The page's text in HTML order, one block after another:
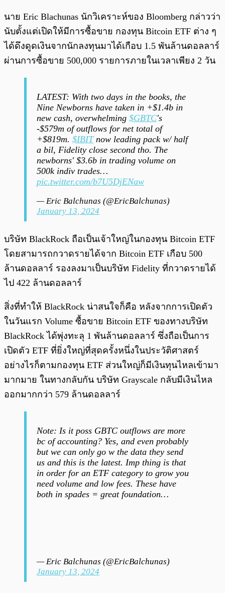
นาย Eric Blachunas นักวิเคราะห์ของ Bloomberg กล่าวว่า
นับตั้งแต่เปิดให้มีการซื้อขาย กองทุน Bitcoin ETF ต่าง ๆ
ได้ดึงดูดเงินจากนักลงทุนมาได้เกือบ 1.5 พันล้านดอลลาร์
ผ่านการซื้อขาย 500,000 รายการภายในเวลาเพียง 2 วัน
LATEST: With two days in the books, the
Nine Newborns have taken in +$1.4b in
new cash, overwhelming $GBTC's
-$579m of outflows for net total of
+$819m. $IBITnow leading pack w/ half
a bil, Fidelity close second tho. The
newborns' $3.6b in trading volume on
500k indiv trades…
pic.twitter.com/b7U5DjENaw
— Eric Balchunas (@EricBalchunas)
January 13, 2024
บริษัท BlackRock ถือเป็นเจ้าใหญ่ในกองทุน Bitcoin ETF
โดยสามารถกวาดรายได้จาก Bitcoin ETF เกือบ 500
ล้านดอลลาร์ รองลงมาเป็นบริษัท Fidelity ที่กวาดรายได้
ไป 422 ล้านดอลลาร์
สิ่งที่ทำให้ BlackRock น่าสนใจก็คือ หลังจากการเปิดตัว
ในวันแรก Volume ซื้อขาย Bitcoin ETF ของทางบริษัท
BlackRock ได้พุ่งทะลุ 1 พันล้านดอลลาร์ ซึ่งถือเป็นการ
เปิดตัว ETF ที่ยิ่งใหญ่ที่สุดครั้งหนึ่งในประวัติศาสตร์
อย่างไรก็ตามกองทุน ETF ส่วนใหญ่ก็มีเงินทุนไหลเข้ามา
มากมาย ในทางกลับกัน บริษัท Grayscale กลับมีเงินไหล
ออกมากกว่า 579 ล้านดอลลาร์
Note: Is it poss GBTC outflows are more
bc of accounting? Yes, and even probably
but we can only go w the data they send
us and this is the latest. Imp thing is that
in order for an ETF category to grow you
need volume and low fees. These have
both in spades = great foundation…
— Eric Balchunas (@EricBalchunas)
January 13, 2024